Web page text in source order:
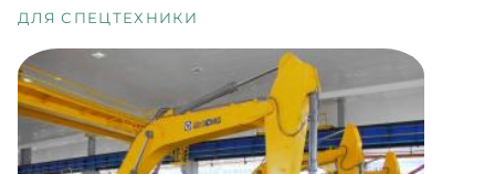
ДЛЯ СПЕЦТЕХНИКИ